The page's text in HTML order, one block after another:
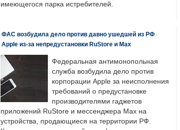
имеющегося парка истребителей.
ФАС возбудила дело против давно ушедшей из РФ
Apple из-за непредустановки RuStore и Max
Федеральная антимонопольная
служба возбудила дело против
корпорации Apple за неисполнения
требований о предустановке
производителями гаджетов
приложений RuStore и мессенджера Max на
устройства, продающиеся на территории РФ.